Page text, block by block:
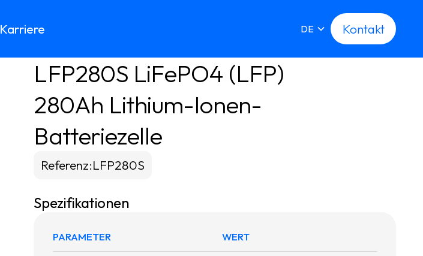
Karriere DE
Kontakt
Kontakt
LFP280S LiFePO4 (LFP)
280Ah Lithium-Ionen-
Batteriezelle
Referenz:LFP280S
Spezifikationen
PARAMETER WERT